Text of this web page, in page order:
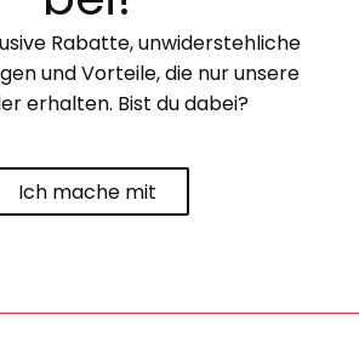
Rabatte, unwiderstehliche
und Vorteile, die nur unsere
erhalten. Bist du dabei?
Ich mache mit